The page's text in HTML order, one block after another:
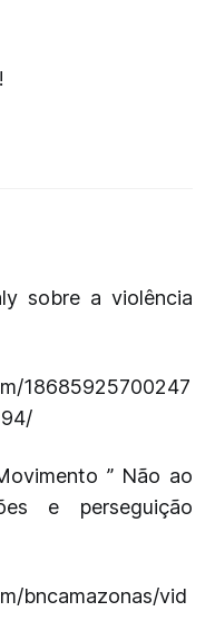
sobre a violência
18685925700247
” Não ao
e perseguição
bncamazonas/vid